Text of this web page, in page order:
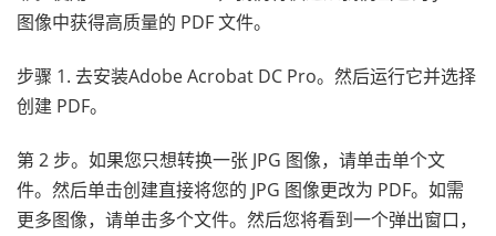
图像中获得高质量的 PDF 文件。
步骤 1. 去安装Adobe Acrobat DC Pro。然后运行它并选择
创建 PDF。
第 2 步。如果您只想转换一张 JPG 图像，请单击单个文
件。然后单击创建直接将您的 JPG 图像更改为 PDF。如需
更多图像，请单击多个文件。然后您将看到一个弹出窗口，